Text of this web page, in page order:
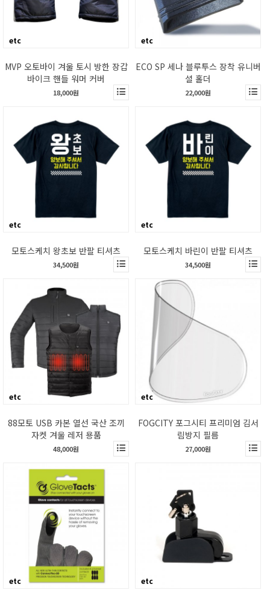
etc
MVP 오토바이 겨울 토시 방한 장갑
바이크 핸들 워머 커버
18,000원
etc
ECO SP 세나 블루투스 장착 유니버
셜 홀더
22,000원
etc
모토스케치 왕초보 반팔 티셔츠
34,500원
etc
모토스케치 바린이 반팔 티셔츠
34,500원
etc
88모토 USB 카본 열선 국산 조끼
자켓 겨울 레저 용품
48,000원
etc
FOGCITY 포그시티 프리미엄 김서
림방지 필름
27,000원
etc etc